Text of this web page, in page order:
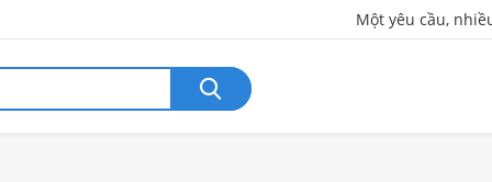
Một yêu cầu,
